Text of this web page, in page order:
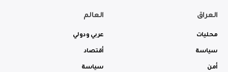
العراق
محليات
سياسة
أمن
العالم
عربي ودولي
أقتصاد
سياسة